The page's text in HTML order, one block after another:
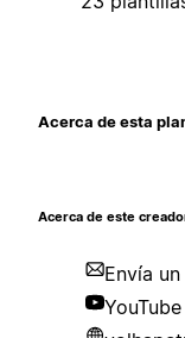
Acerca de esta
Acerca de este
Envía
YouTube